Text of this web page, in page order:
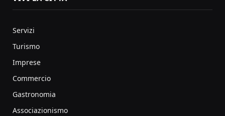
Servizi
Turismo
Imprese
Commercio
Gastronomia
Associazionismo